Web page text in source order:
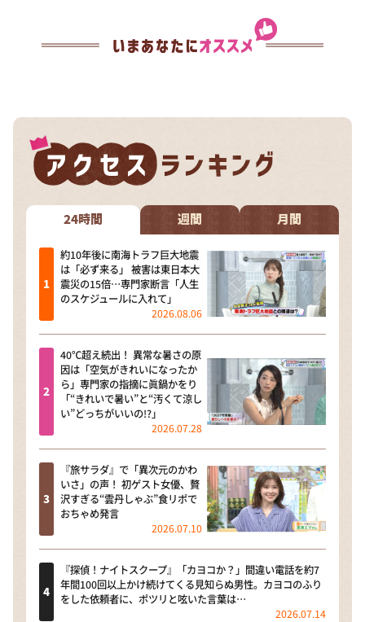
24時間 週間 月間
約10年後に南海トラフ巨大地震
は「必ず来る」 被害は東日本大
震災の15倍…専門家断言「人生
のスケジュールに入れて」
2026.08.06
40℃超え続出！ 異常な暑さの原
因は「空気がきれいになったか
ら」専門家の指摘に眞鍋かをり
「“きれいで暑い”と“汚くて涼し
い”どっちがいいの!?」
2026.07.28
『旅サラダ』で「異次元のかわ
いさ」の声！ 初ゲスト女優、贅
沢すぎる“雲丹しゃぶ”食リポで
おちゃめ発言
2026.07.10
『探偵！ナイトスクープ』「カヨコか？」間違い電話を約7
年間100回以上かけ続けてくる見知らぬ男性。カヨコのふり
をした依頼者に、ポツリと呟いた言葉は…
2026.07.14